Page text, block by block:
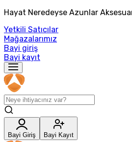
Hayat Neredeyse Azunlar
Yetkili Satıcılar
Mağazalarımız
Bayi giriş
Bayi kayıt
Bayi Giriş Bayi Kayıt